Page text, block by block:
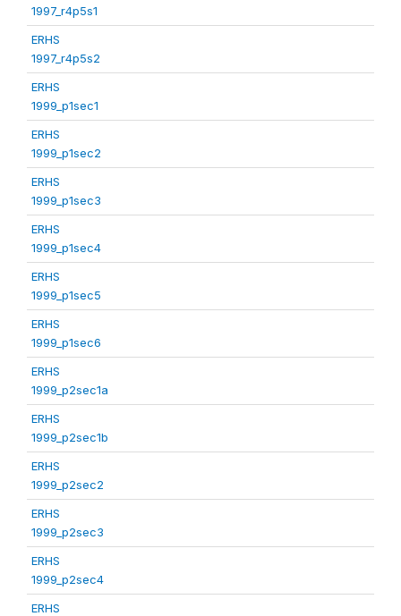
1997_r4p5s1
ERHS
1997_r4p5s2
ERHS
1999_p1sec1
ERHS
1999_p1sec2
ERHS
1999_p1sec3
ERHS
1999_p1sec4
ERHS
1999_p1sec5
ERHS
1999_p1sec6
ERHS
1999_p2sec1a
ERHS
1999_p2sec1b
ERHS
1999_p2sec2
ERHS
1999_p2sec3
ERHS
1999_p2sec4
ERHS